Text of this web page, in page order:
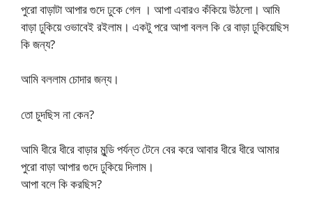
পুরো বাড়াটা আপার গুদে ঢুকে গেল । আপা এবারও কঁকিয়ে উঠলো। আমি
বাড়া ঢুকিয়ে ওভাবেই রইলাম। একটু পরে আপা বলল কি রে বাড়া ঢুকিয়েছিস
কি জন্য?
আমি বললাম চোদার জন্য।
তো চুদছিস না কেন?
আমি ধীরে ধীরে বাড়ার মুন্ডি পর্যন্ত টেনে বের করে আবার ধীরে ধীরে আমার
পুরো বাড়া আপার গুদে ঢুকিয়ে দিলাম।
আপা বলে কি করছিস?